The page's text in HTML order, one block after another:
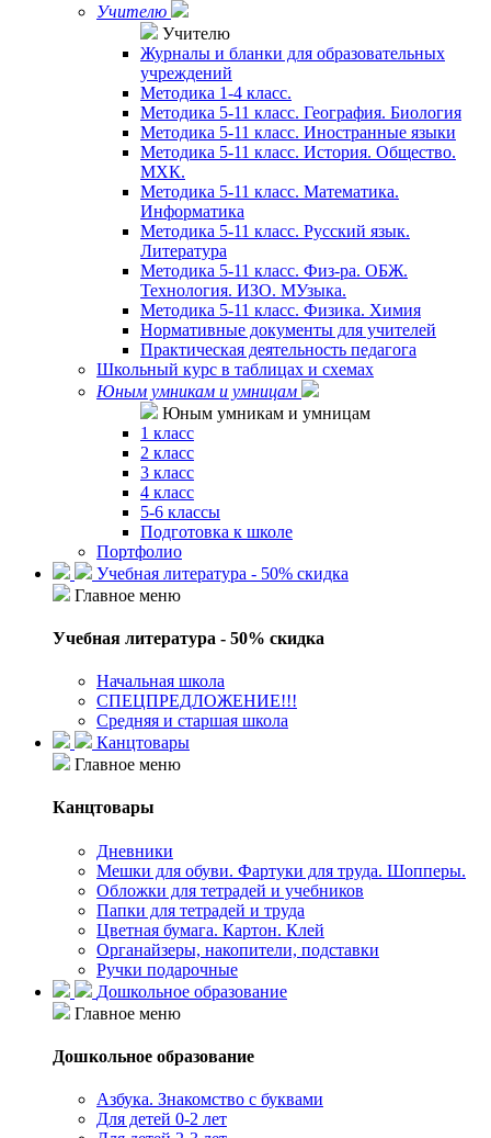
Учителю
Учителю
Журналы и бланки для образовательных
учреждений
Методика 1-4 класс.
Методика 5-11 класс. География. Биология
Методика 5-11 класс. Иностранные языки
Методика 5-11 класс. История. Общество.
МХК.
Методика 5-11 класс. Математика.
Информатика
Методика 5-11 класс. Русский язык.
Литература
Методика 5-11 класс. Физ-ра. ОБЖ.
Технология. ИЗО. МУзыка.
Методика 5-11 класс. Физика. Химия
Нормативные документы для учителей
Практическая деятельность педагога
Школьный курс в таблицах и схемах
Юным умникам и умницам
Юным умникам и умницам
1 класс
2 класс
3 класс
4 класс
5-6 классы
Подготовка к школе
Портфолио
Учебная литература - 50% скидка
Главное меню
Учебная литература - 50% скидка
Начальная школа
СПЕЦПРЕДЛОЖЕНИЕ!!!
Средняя и старшая школа
Канцтовары
Главное меню
Канцтовары
Дневники
Мешки для обуви. Фартуки для труда. Шопперы.
Обложки для тетрадей и учебников
Папки для тетрадей и труда
Цветная бумага. Картон. Клей
Органайзеры, накопители, подставки
Ручки подарочные
Дошкольное образование
Главное меню
Дошкольное образование
Азбука. Знакомство с буквами
Для детей 0-2 лет